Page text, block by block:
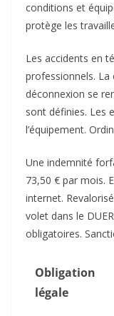
conditions et
protège les
Les accidents en
professionnels. La
déconnexion se
sont définies. Les
l’équipement.
Une indemnité
73,50 € par mois.
internet.
volet dans le
obligatoires.
Obligation
légale